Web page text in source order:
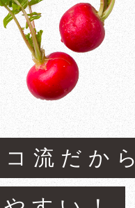
流だから